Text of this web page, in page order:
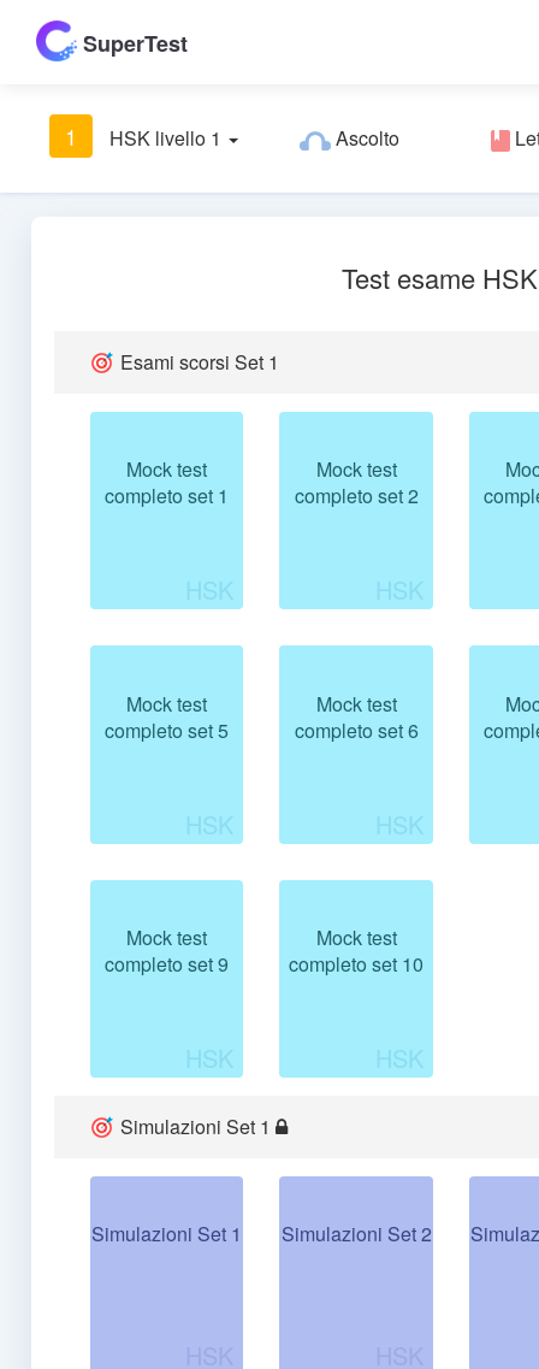
SuperTest
1 HSK livello 1 Ascolto
Test esame
Esami scorsi Set 1
Mock test
completo set 1
Mock test
completo set 2
Mock test
completo set 5
Mock test
completo set 6
Mock test
completo set 9
Mock test
completo set 10
Simulazioni Set 1
Simulazioni Set 1 Simulazioni Set 2